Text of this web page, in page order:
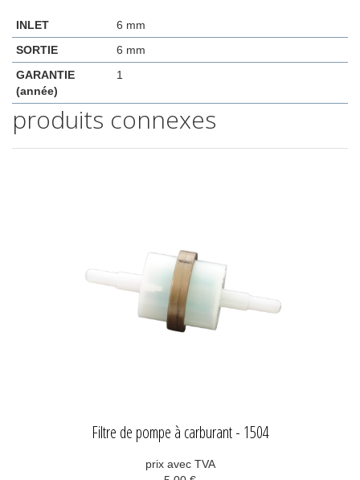
INLET
6 mm
SORTIE
6 mm
GARANTIE
(année)
1
produits connexes
Filtre de pompe à carburant - 1504
prix avec TVA